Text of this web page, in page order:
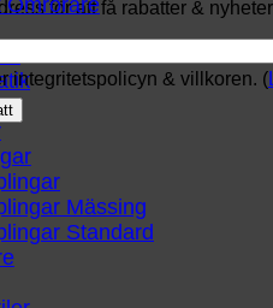
för att få rabatter &
integritetspolicyn & villkoren. (
Omrörare
Mässing
Standard